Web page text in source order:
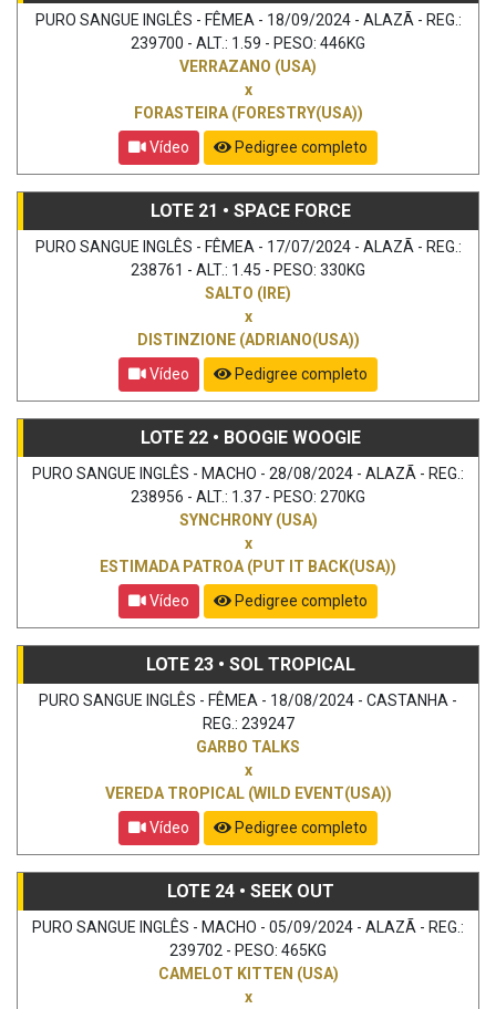
PURO SANGUE INGLÊS - FÊMEA - 18/09/2024 - ALAZÃ - REG.:
239700 - ALT.: 1.59 - PESO: 446KG
VERRAZANO (USA)
x
FORASTEIRA (FORESTRY(USA))
Vídeo
Pedigree completo
LOTE 21 • SPACE FORCE
PURO SANGUE INGLÊS - FÊMEA - 17/07/2024 - ALAZÃ - REG.:
238761 - ALT.: 1.45 - PESO: 330KG
SALTO (IRE)
x
DISTINZIONE (ADRIANO(USA))
Vídeo
Pedigree completo
LOTE 22 • BOOGIE WOOGIE
PURO SANGUE INGLÊS - MACHO - 28/08/2024 - ALAZÃ - REG.:
238956 - ALT.: 1.37 - PESO: 270KG
SYNCHRONY (USA)
x
ESTIMADA PATROA (PUT IT BACK(USA))
Vídeo
Pedigree completo
LOTE 23 • SOL TROPICAL
PURO SANGUE INGLÊS - FÊMEA - 18/08/2024 - CASTANHA -
REG.: 239247
GARBO TALKS
x
VEREDA TROPICAL (WILD EVENT(USA))
Vídeo
Pedigree completo
LOTE 24 • SEEK OUT
PURO SANGUE INGLÊS - MACHO - 05/09/2024 - ALAZÃ - REG.:
239702 - PESO: 465KG
CAMELOT KITTEN (USA)
x